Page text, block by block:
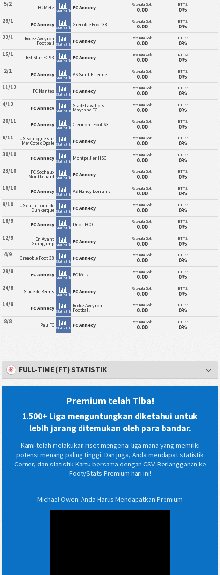
5/2 FC Metz
Statistik
FC Annecy Rata-rata Gol:
0.00
BTTS:
0%
29/1 FC Annecy
Statistik
Grenoble Foot 38 Rata-rata Gol:
0.00
BTTS:
0%
22/1 Rodez Aveyron
Football Statistik
FC Annecy Rata-rata Gol:
0.00
BTTS:
0%
15/1 Red Star FC 93
Statistik
FC Annecy Rata-rata Gol:
0.00
BTTS:
0%
2/1 FC Annecy
Statistik
AS Saint Etienne Rata-rata Gol:
0.00
BTTS:
0%
11/12 FC Nantes
Statistik
FC Annecy Rata-rata Gol:
0.00
BTTS:
0%
4/12 FC Annecy
Statistik
Stade Lavallois
Mayenne FC
Rata-rata Gol:
0.00
BTTS:
0%
20/11 FC Annecy
Statistik
Clermont Foot 63 Rata-rata Gol:
0.00
BTTS:
0%
6/11 US Boulogne sur
Mer Cote dOpale Statistik
FC Annecy Rata-rata Gol:
0.00
BTTS:
0%
30/10 FC Annecy
Statistik
Montpellier HSC Rata-rata Gol:
0.00
BTTS:
0%
23/10 FC Sochaux
Montbeliard Statistik
FC Annecy Rata-rata Gol:
0.00
BTTS:
0%
16/10 FC Annecy
Statistik
AS Nancy Lorraine Rata-rata Gol:
0.00
BTTS:
0%
9/10 US du Littoral de
Dunkerque Statistik
FC Annecy Rata-rata Gol:
0.00
BTTS:
0%
18/9 FC Annecy
Statistik
Dijon FCO Rata-rata Gol:
0.00
BTTS:
0%
12/9 En Avant
Guingamp Statistik
FC Annecy Rata-rata Gol:
0.00
BTTS:
0%
4/9 Grenoble Foot 38
Statistik
FC Annecy Rata-rata Gol:
0.00
BTTS:
0%
29/8 FC Annecy
Statistik
FC Metz Rata-rata Gol:
0.00
BTTS:
0%
24/8 Stade de Reims
Statistik
FC Annecy Rata-rata Gol:
0.00
BTTS:
0%
14/8 FC Annecy
Statistik
Rodez Aveyron
Football
Rata-rata Gol:
0.00
BTTS:
0%
8/8 Pau FC
Statistik
FC Annecy Rata-rata Gol:
0.00
BTTS:
0%
FULL-TIME (FT) STATISTIK
Premium telah Tiba!
1.500+ Liga menguntungkan diketahui untuk
lebih jarang ditemukan oleh para bandar.
Kami telah melakukan riset mengenai liga mana yang memiliki
potensi menang paling tinggi. Dan juga, Anda mendapat statistik
Corner, dan statistik Kartu bersama dengan CSV. Berlangganan ke
FootyStats Premium hari ini!
Michael Owen: Anda Harus Mendapatkan Premium